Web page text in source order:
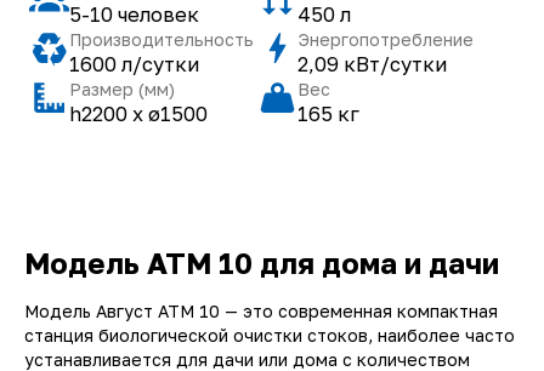
Модель АТМ 10 для дома и дачи
Модель Август ATМ 10 — это современная компактная
станция биологической очистки стоков, наиболее часто
устанавливается для дачи или дома с количеством